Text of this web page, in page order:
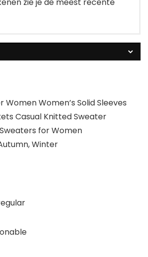
zie je de meest recente
Women’s Solid Sleeves
Casual Knitted Sweater
for Women
Winter